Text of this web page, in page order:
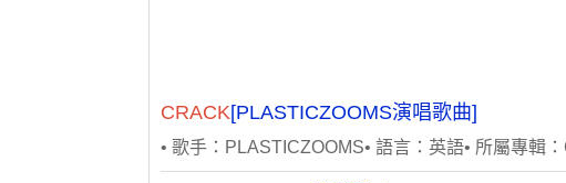
CRACK[PLASTICZOOMS演唱歌曲]
• 歌手：PLASTICZOOMS• 語言：英語• 所屬專輯